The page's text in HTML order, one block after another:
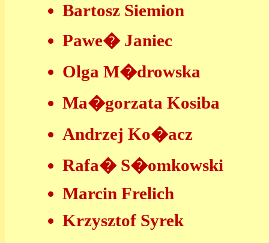
Bartosz Siemion
Pawe� Janiec
Olga M�drowska
Ma�gorzata Kosiba
Andrzej Ko�acz
Rafa� S�omkowski
Marcin Frelich
Krzysztof Syrek